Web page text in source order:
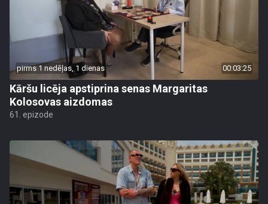
pirms 1 nedēļas, 1 dienas 00:03:25
Kāršu licēja apstiprina senas Margaritas
Kolosovas aizdomas
61. epizode